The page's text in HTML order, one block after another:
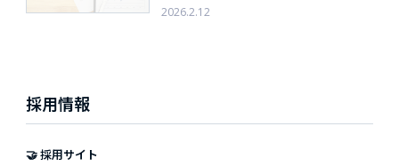
2026.2.12
採用情報
🤝 採用サイト